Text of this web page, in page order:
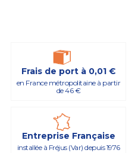
Frais de port à 0,01 €
en France métropolitaine à partir
de 46 €
Entreprise Française
installée à Fréjus (Var) depuis 1976